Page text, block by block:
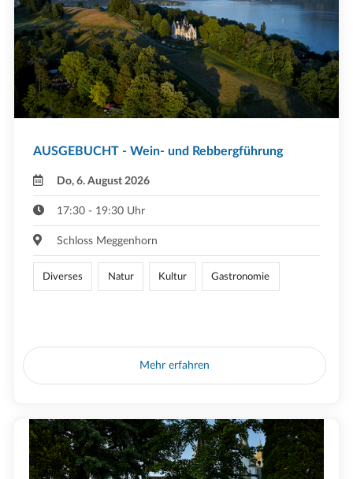
AUSGEBUCHT - Wein- und Rebbergführung
Do, 6. August 2026
17:30 - 19:30 Uhr
Schloss Meggenhorn
Diverses Natur Kultur Gastronomie
Mehr erfahren